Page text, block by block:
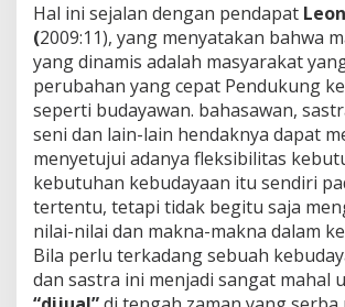
Hal ini sejalan dengan pendapat
(2009:11), yang menyatakan bahwa
yang dinamis adalah masyarakat
perubahan yang cepat Pendukung
seperti budayawan. bahasawan,
seni dan lain-lain hendaknya dapat
menyetujui adanya fleksibilitas
kebutuhan kebudayaan itu sendiri
tertentu, tetapi tidak begitu saja
nilai-nilai dan makna-makna dalam
Bila perlu terkadang sebuah
dan sastra ini menjadi sangat mahal